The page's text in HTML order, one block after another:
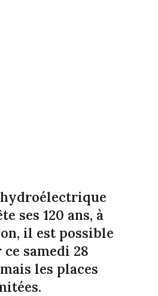
ses 120 ans, à
il est possible
samedi 28
les places